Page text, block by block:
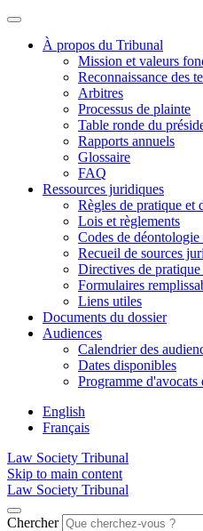
À propos du Tribunal
Mission et valeurs
Reconnaissance des
Arbitres
Processus de plainte
Table ronde du
Rapports annuels
Glossaire
FAQ
Ressources juridiques
Règles de pratique et
Lois et règlements
Codes de
Recueil de sources
Directives de pratique
Formulaires
Liens utiles
Documents du dossier
Audiences
Calendrier des
Dates disponibles
Programme d'avocats
English
Français
Law Society Tribunal
Skip to main content
Law Society Tribunal
Chercher